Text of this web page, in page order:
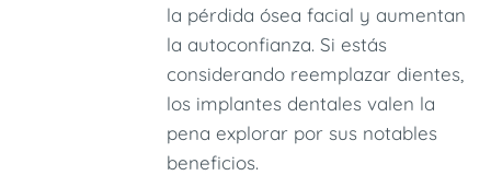
la pérdida ósea facial y aumentan
la autoconfianza. Si estás
considerando reemplazar dientes,
los implantes dentales valen la
pena explorar por sus notables
beneficios.